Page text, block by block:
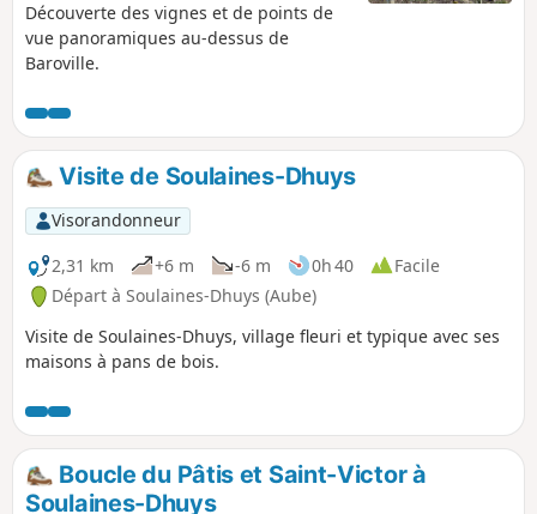
Découverte des vignes et de points de
vue panoramiques au-dessus de
Baroville.
Visite de Soulaines-Dhuys
Visorandonneur
2,31 km
+6 m -6 m 0h 40
Facile
Départ à Soulaines-Dhuys (Aube)
Visite de Soulaines-Dhuys, village fleuri et typique avec ses
maisons à pans de bois.
Boucle du Pâtis et Saint-Victor à
Soulaines-Dhuys